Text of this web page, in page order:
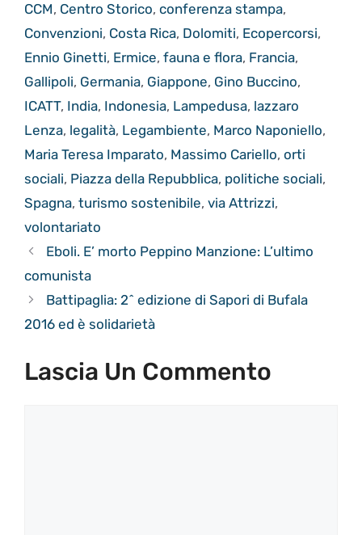
CCM, Centro Storico, conferenza stampa,
Convenzioni, Costa Rica, Dolomiti, Ecopercorsi,
Ennio Ginetti, Ermice, fauna e flora, Francia,
Gallipoli, Germania, Giappone, Gino Buccino,
ICATT, India, Indonesia, Lampedusa, lazzaro
Lenza, legalità, Legambiente, Marco Naponiello,
Maria Teresa Imparato, Massimo Cariello, orti
sociali, Piazza della Repubblica, politiche sociali,
Spagna, turismo sostenibile, via Attrizzi,
volontariato
Eboli. E’ morto Peppino Manzione: L’ultimo
comunista
Battipaglia: 2^ edizione di Sapori di Bufala
2016 ed è solidarietà
Lascia Un Commento